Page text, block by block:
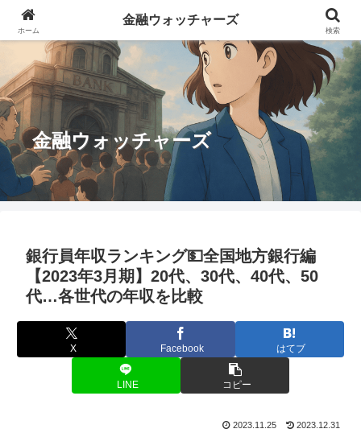
金融ウォッチャーズ
銀行員年収ランキング💵全国地方銀行編
【2023年3月期】20代、30代、40代、50
代…各世代の年収を比較
X Facebook はてブ
LINE コピー
2023.11.25 2023.12.31
ホーム
金融ウォッチャーズ
検索